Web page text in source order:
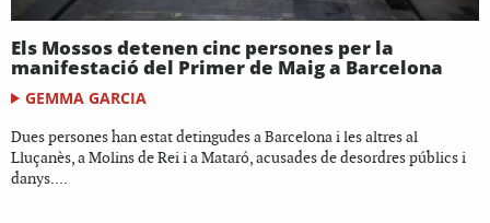
Els Mossos detenen cinc persones per la
manifestació del Primer de Maig a Barcelona
GEMMA GARCIA
Dues persones han estat detingudes a Barcelona i les altres al
Lluçanès, a Molins de Rei i a Mataró, acusades de desordres públics i
danys....